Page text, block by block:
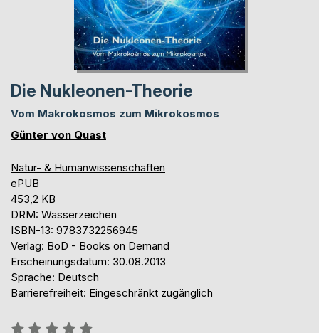
Die Nukleonen-Theorie
Vom Makrokosmos zum Mikrokosmos
Günter von Quast
Natur- & Humanwissenschaften
ePUB
453,2 KB
DRM: Wasserzeichen
ISBN-13: 9783732256945
Verlag: BoD - Books on Demand
Erscheinungsdatum: 30.08.2013
Sprache: Deutsch
Barrierefreiheit: Eingeschränkt zugänglich
Bewertung::